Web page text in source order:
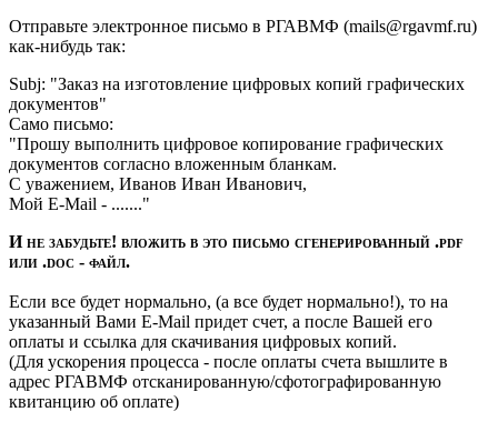
Отправьте электронное письмо в РГАВМФ (mails@rgavmf.ru)
как-нибудь так:
Subj: "Заказ на изготовление цифровых копий графических
документов"
Само письмо:
"Прошу выполнить цифровое копирование графических
документов согласно вложенным бланкам.
С уважением, Иванов Иван Иванович,
Мой E-Mail - ......."
И не забудьте! вложить в это письмо сгенерированный .pdf
или .doc - файл.
Если все будет нормально, (а все будет нормально!), то на
указанный Вами E-Mail придет счет, а после Вашей его
оплаты и ссылка для скачивания цифровых копий.
(Для ускорения процесса - после оплаты счета вышлите в
адрес РГАВМФ отсканированную/сфотографированную
квитанцию об оплате)